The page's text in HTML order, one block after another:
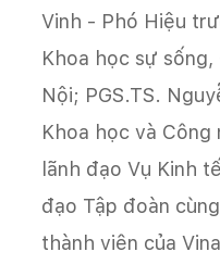
Vinh - Phó Hiệu
Khoa học sự
Nội; PGS.TS.
Khoa học và Công
lãnh đạo Vụ Kinh
đạo Tập đoàn
thành viên của